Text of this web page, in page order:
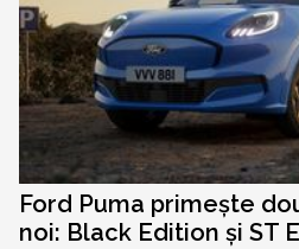
Ford Puma primește
noi: Black Edition și ST